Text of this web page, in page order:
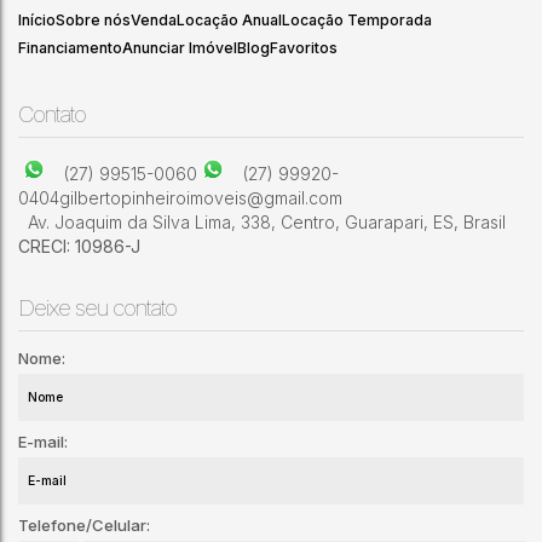
InícioSobre nósVendaLocação AnualLocação Temporada
FinanciamentoAnunciar ImóvelBlogFavoritos
Contato
(27) 99515-0060
(27) 99920-
0404gilbertopinheiroimoveis@gmail.com
Av. Joaquim da Silva Lima, 338, Centro, Guarapari, ES, Brasil
CRECI: 10986-J
Deixe seu contato
Nome:
E-mail:
Telefone/Celular: